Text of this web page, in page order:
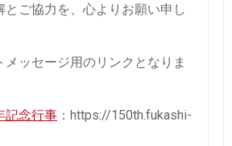
とご協力を、心よりお願い申し
メッセージ用のリンクとなりま
記念行事 ：https://150th.fukashi-